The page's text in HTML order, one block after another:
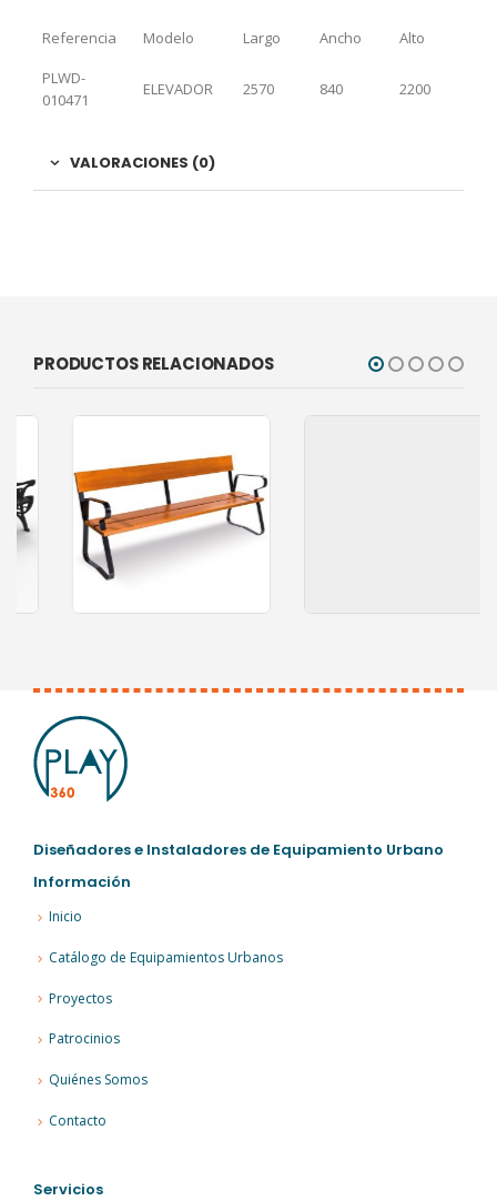
Referencia Modelo Largo Ancho
Alto
PLWD-
010471
ELEVADOR 2570 840 2200
VALORACIONES (0)
PRODUCTOS RELACIONADOS
0 out of 5
Diseñadores e Instaladores de Equipamiento Urbano
Información
Inicio
Catálogo de Equipamientos Urbanos
Proyectos
Patrocinios
Quiénes Somos
Contacto
Servicios